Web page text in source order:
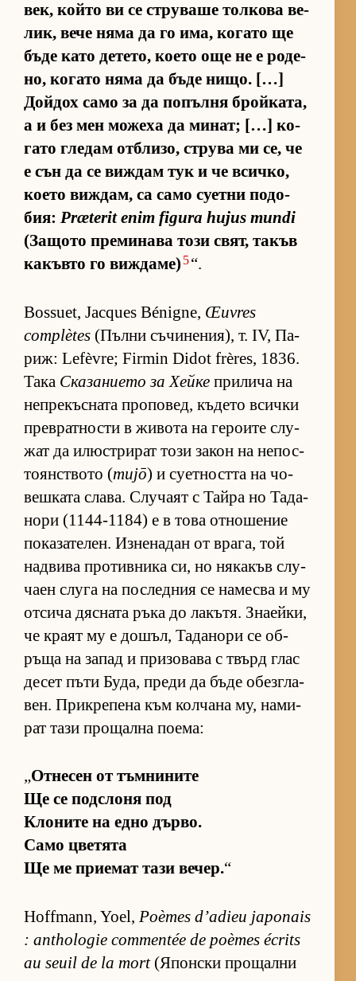
век, който ви се стру­ваше тол­кова ве­
лик, вече няма да го има, ко­гато ще
бъде като де­те­то, ко­ето още не е ро­де­
но, ко­гато няма да бъде ни­що. […]
Дой­дох само за да по­пълня брой­ка­та,
а и без мен мо­жеха да ми­нат; […] ко­
гато гле­дам от­б­ли­зо, струва ми се, че
е сън да се виж­дам тук и че всич­ко,
ко­ето виж­дам, са само су­етни по­до­
бия: Præterit enim figura hujus mundi
(За­щото пре­ми­нава този свят, та­къв
ка­къвто го виж­да­ме) 5“.
Bossuet, Jacques Bénigne, Œuvres
complètes (Пълни съ­чи­не­ни­я), т. IV, Па­
риж: Lefèvre; Firmin Didot frères, 1836.
Така Ска­за­ни­ето за Хейке при­лича на
неп­ре­къс­ната про­по­вед, къ­дето всички
прев­рат­ности в жи­вота на ге­ро­ите слу­
жат да илюс­т­ри­рат този за­кон на не­пос­
то­ян­с­т­вото (mujō) и су­ет­ността на чо­
веш­ката сла­ва. Слу­чаят с Тайра но Та­да­
нори (1144-1184) е в това от­но­ше­ние
по­ка­за­те­лен. Из­не­на­дан от вра­га, той
над­вива про­тив­ника си, но ня­ка­къв слу­
чаен слуга на пос­лед­ния се на­месва и му
от­сича дяс­ната ръка до ла­къ­тя. Зна­ей­ки,
че краят му е до­шъл, Та­да­нори се об­
ръща на за­пад и при­зо­вава с твърд глас
де­сет пъти Бу­да, преди да бъде обез­г­ла­
вен. Прик­ре­пена към кол­чана му, на­ми­
рат тази про­щална по­е­ма:
„От­не­сен от тъм­ни­ните
Ще се под­с­лоня под
Кло­ните на едно дър­во.
Само цве­тята
Ще ме при­е­мат тази ве­чер.“
Hoffmann, Yoel, Poèmes d’adieu japonais
: anthologie commentée de poèmes écrits
au seuil de la mort(Я­пон­ски про­щални